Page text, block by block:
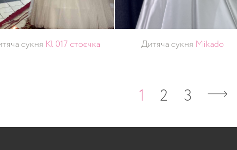
сукня Kl 017 стоєчка Дитяча сукня Mikado
1 2 3